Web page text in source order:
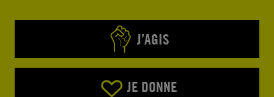
J’AGIS
JE DONNE